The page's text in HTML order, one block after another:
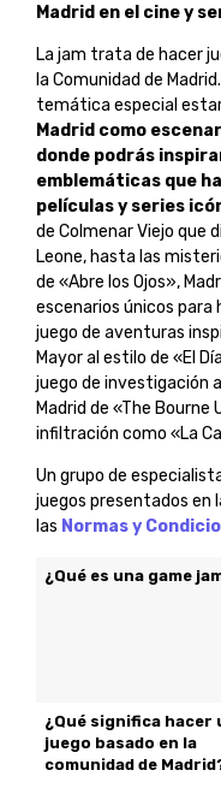
Madrid en el cine y
La jam trata de hacer
la Comunidad de
temática especial
Madrid como
donde podrás
emblemáticas que
películas y series
de Colmenar Viejo que
Leone, hasta las
de «Abre los Ojos»,
escenarios únicos para
juego de aventuras
Mayor al estilo de «El
juego de investigación
Madrid de «The
infiltración como «La
Un grupo de
juegos presentados en
las Normas y
¿Qué es una game
¿Qué significa hacer
juego basado en la
comunidad de